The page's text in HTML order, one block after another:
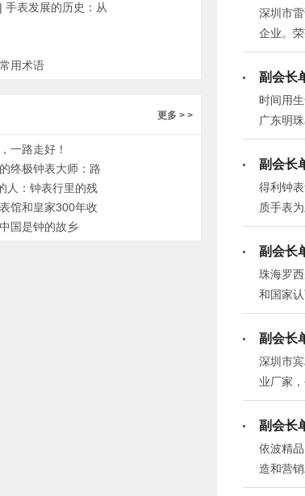
世界更美好！
手表发展的历史：从
密艺术品
用术语
更多 > >
一路走好！
终极钟表大师：路
人：钟表行里的残
馆和皇家300年收
国是钟的故乡
深圳市
企业。
省著名
致力实
副会长
时间用
广东明
副会长
得利钟
质手表
代工生
副会长
珠海罗
和国家
表文化
副会长
深圳市
业厂家
技术和
副会长
依波精
造和营
械手表“